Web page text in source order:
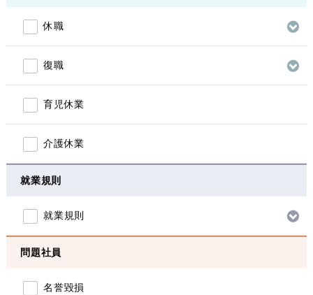
休職
復職
育児休業
介護休業
就業規則
就業規則
問題社員
名誉毀損